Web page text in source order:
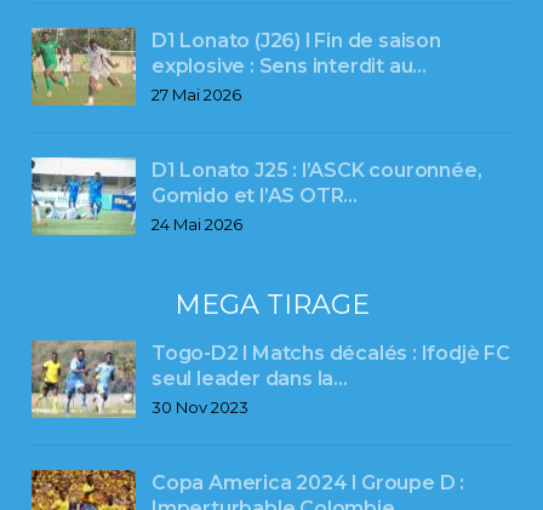
D1 Lonato (J26) l Fin de saison
explosive : Sens interdit au…
27 Mai 2026
D1 Lonato J25 : l’ASCK couronnée,
Gomido et l’AS OTR…
24 Mai 2026
MEGA TIRAGE
Togo-D2 l Matchs décalés : Ifodjè FC
seul leader dans la…
30 Nov 2023
Copa America 2024 l Groupe D :